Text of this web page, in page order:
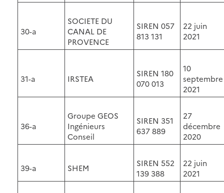
30-a
SOCIETE DU
CANAL DE
PROVENCE
SIREN 057
813 131
22 juin
2021
31-a IRSTEA
SIREN 180
070 013
10
septembre
2021
36-a
Groupe GEOS
Ingénieurs
Conseil
SIREN 351
637 889
27
décembre
2020
39-a SHEM
SIREN 552
139 388
22 juin
2021